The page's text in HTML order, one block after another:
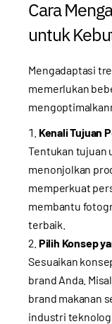
Cara
untuk
Mengadaptasi
memerlukan
Kenali Tujuan
Tentukan tujuan
menonjolkan
memperkuat
membantu
terbaik.
Pilih Konsep
Sesuaikan
brand Anda.
brand makanan
industri